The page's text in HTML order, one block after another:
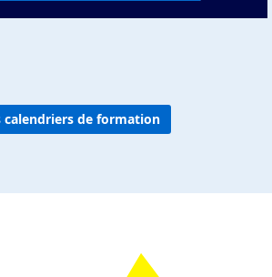
calendriers de formation